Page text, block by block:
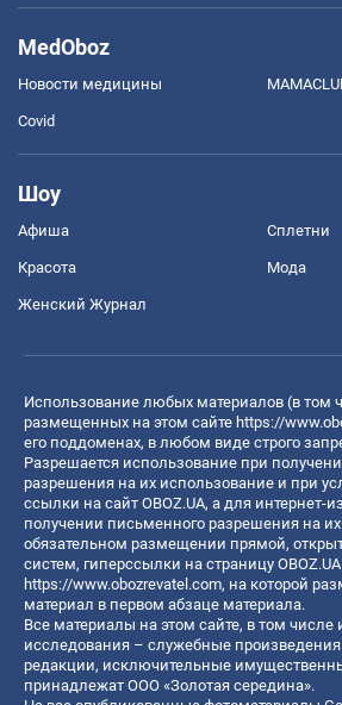
MedOboz
Новости медицины
Covid
Шоу
Афиша Сплетни
Красота Мода
Женский Журнал
Использование любых материалов (в том
размещенных на этом сайте https://
его поддоменах, в любом виде строго
Разрешается использование при
разрешения на их использование и при
ссылки на сайт OBOZ.UA, а для интернет-
получении письменного разрешения на
обязательном размещении прямой,
систем, гиперссылки на страницу
https://www.obozrevatel.com, на которой
материал в первом абзаце материала.
Все материалы на этом сайте, в том числе
исследования – служебные
редакции, исключительные
принадлежат ООО «Золотая середина».